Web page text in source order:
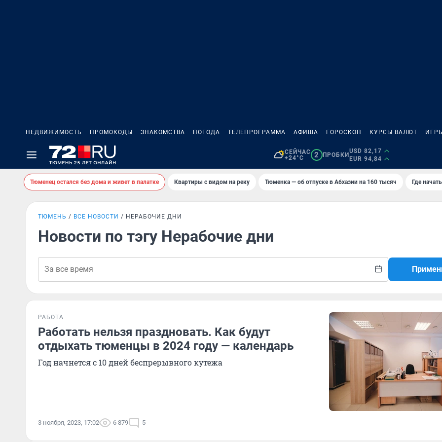
НЕДВИЖИМОСТЬ ПРОМОКОДЫ ЗНАКОМСТВА ПОГОДА ТЕЛЕПРОГРАММА АФИША ГОРОСКОП КУРСЫ ВАЛЮТ
СЕЙЧАС
+24°C
2 ПРОБКИ
USD 82,17
EUR 94,84
Тюменец остался без дома и живет в палатке Квартиры с видом на реку Тюменка — об отпуске в Абхазии на 160 тысяч Где
ТЮМЕНЬ ВСЕ НОВОСТИ НЕРАБОЧИЕ ДНИ
Новости по тэгу Нерабочие дни
РАБОТА
Работать нельзя праздновать. Как будут
отдыхать тюменцы в 2024 году — календарь
Год начнется с 10 дней беспрерывного кутежа
3 ноября, 2023, 17:02 6 879 5